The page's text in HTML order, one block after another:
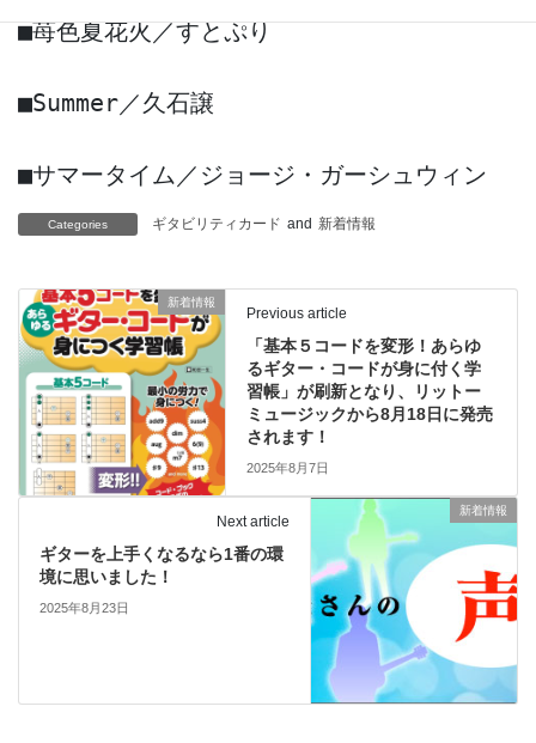
■苺色夏花火／すとぷり
■Summer／久石譲
■サマータイム／ジョージ・ガーシュウィン
Categories ギタビリティカード and 新着情報
新着情報
Previous article
「基本５コードを変形！あらゆ
るギター・コードが身に付く学
習帳」が刷新となり、リットー
ミュージックから8月18日に発売
されます！
2025年8月7日
新着情報
Next article
ギターを上手くなるなら1番の環
境に思いました！
2025年8月23日